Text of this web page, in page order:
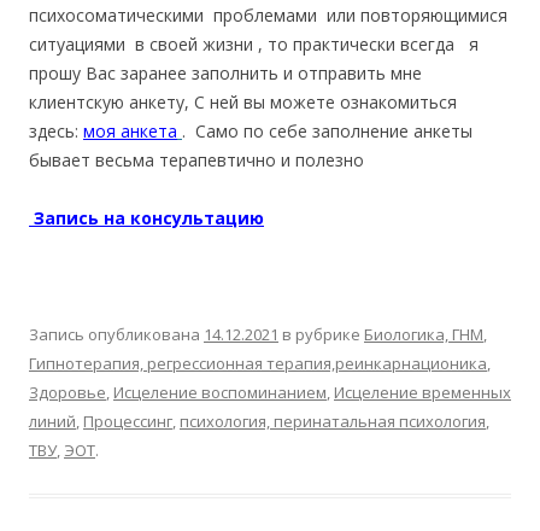
психосоматическими проблемами или повторяющимися
ситуациями в своей жизни , то практически всегда я
прошу Вас заранее заполнить и отправить мне
клиентскую анкету, С ней вы можете ознакомиться
здесь: моя анкета . Само по себе заполнение анкеты
бывает весьма терапевтично и полезно
Запись на консультацию
Запись опубликована 14.12.2021 в рубрике Биологика, ГНМ,
Гипнотерапия, регрессионная терапия,реинкарнационика,
Здоровье, Исцеление воспоминанием, Исцеление временных
линий, Процессинг, психология, перинатальная психология,
ТВУ, ЭОТ.